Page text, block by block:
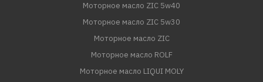
Моторное масло ZIC 5w40
Моторное масло ZIC 5w30
Моторное масло ZIC
Моторное масло ROLF
Моторное масло LIQUI MOLY